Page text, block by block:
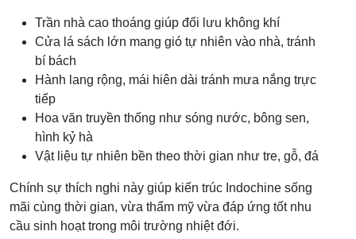
Trần nhà cao thoáng giúp đối lưu không khí
Cửa lá sách lớn mang gió tự nhiên vào nhà, tránh
bí bách
Hành lang rộng, mái hiên dài tránh mưa nắng trực
tiếp
Hoa văn truyền thống như sóng nước, bông sen,
hình kỷ hà
Vật liệu tự nhiên bền theo thời gian như tre, gỗ, đá
Chính sự thích nghi này giúp kiến trúc Indochine sống
mãi cùng thời gian, vừa thẩm mỹ vừa đáp ứng tốt nhu
cầu sinh hoạt trong môi trường nhiệt đới.